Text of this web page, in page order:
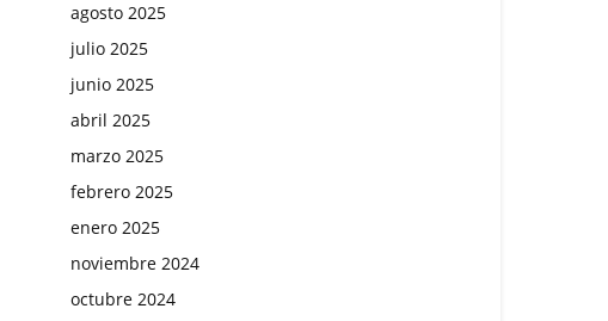
agosto 2025
julio 2025
junio 2025
abril 2025
marzo 2025
febrero 2025
enero 2025
noviembre 2024
octubre 2024